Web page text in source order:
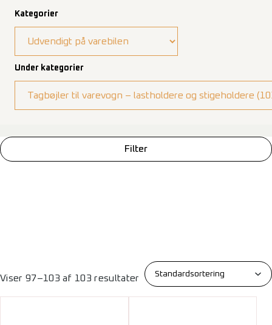
Kategorier
Under kategorier
Filter
Viser 97–103 af 103 resultater